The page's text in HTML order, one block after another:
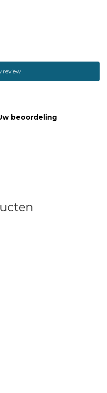
8, het derde in
review
beoordeling